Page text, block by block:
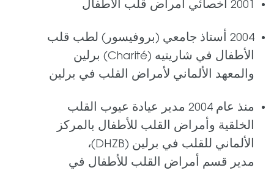
2001 أخصائي أمراض قلب الأطفال
2004 أستاذ جامعي (بروفيسور) لطب قلب
الأطفال في شاريتيه (Charité) برلين
والمعهد الألماني لأمراض القلب في برلين
منذ عام 2004 مدير عيادة عيوب القلب
الخلقية وأمراض القلب للأطفال بالمركز
الألماني للقلب في برلين (DHZB)،
مدير قسم أمراض القلب للأطفال في